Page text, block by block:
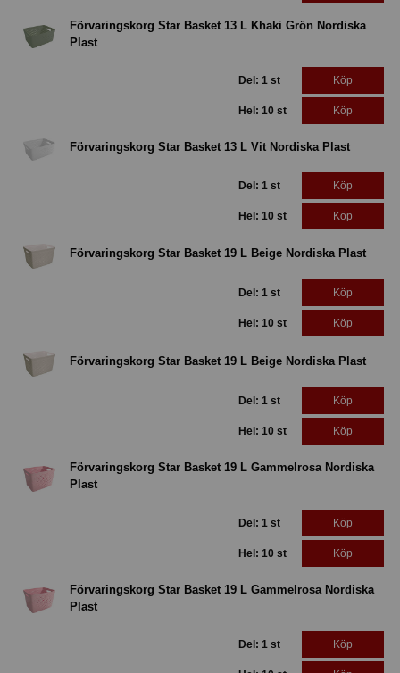
Förvaringskorg Star Basket 13 L Khaki Grön Nordiska
Plast
Del: 1 st Köp
Hel: 10 st Köp
Förvaringskorg Star Basket 13 L Vit Nordiska Plast
Del: 1 st Köp
Hel: 10 st Köp
Förvaringskorg Star Basket 19 L Beige Nordiska Plast
Del: 1 st Köp
Hel: 10 st Köp
Förvaringskorg Star Basket 19 L Beige Nordiska Plast
Del: 1 st Köp
Hel: 10 st Köp
Förvaringskorg Star Basket 19 L Gammelrosa Nordiska
Plast
Del: 1 st Köp
Hel: 10 st Köp
Förvaringskorg Star Basket 19 L Gammelrosa Nordiska
Plast
Del: 1 st Köp